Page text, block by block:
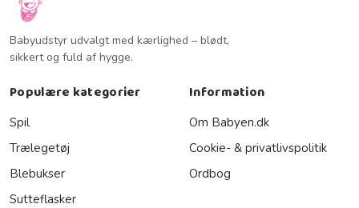
Babyudstyr udvalgt med kærlighed – blødt,
sikkert og fuld af hygge.
Populære kategorier
Spil
Trælegetøj
Blebukser
Sutteflasker
Information
Om Babyen.dk
Cookie- & privatlivspolitik
Ordbog